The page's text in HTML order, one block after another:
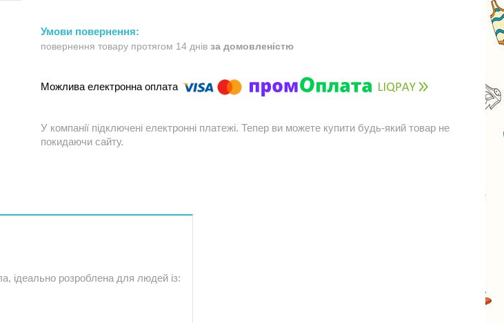
повернення товару протягом 14 днів за домовленістю
У компанії підключені електронні платежі. Тепер ви можете купити будь-який товар не
покидаючи сайту.
ідеально розроблена для людей із: